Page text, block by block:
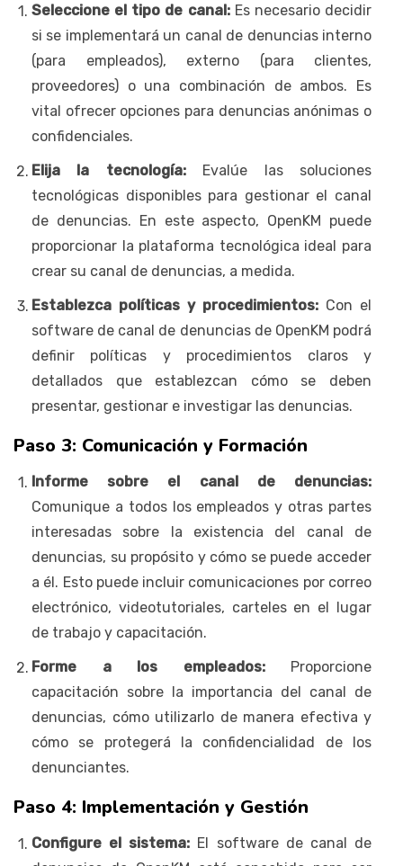
Seleccione el tipo de canal:Es necesario decidir
si se implementará un canal de denuncias interno
(para empleados), externo (para clientes,
proveedores) o una combinación de ambos. Es
vital ofrecer opciones para denuncias anónimas o
confidenciales.
Elija la tecnología:Evalúe las soluciones
tecnológicas disponibles para gestionar el canal
de denuncias. En este aspecto, OpenKM puede
proporcionar la plataforma tecnológica ideal para
crear su canal de denuncias, a medida.
Establezca políticas y procedimientos: Con el
software de canal de denuncias de OpenKM podrá
definir políticas y procedimientos claros y
detallados que establezcan cómo se deben
presentar, gestionar e investigar las denuncias.
Paso 3: Comunicación y Formación
Informe sobre el canal de denuncias:
Comunique a todos los empleados y otras partes
interesadas sobre la existencia del canal de
denuncias, su propósito y cómo se puede acceder
a él. Esto puede incluir comunicaciones por correo
electrónico, videotutoriales, carteles en el lugar
de trabajo y capacitación.
Forme a los empleados:Proporcione
capacitación sobre la importancia del canal de
denuncias, cómo utilizarlo de manera efectiva y
cómo se protegerá la confidencialidad de los
denunciantes.
Paso 4: Implementación y Gestión
Configure el sistema: El software de canal de